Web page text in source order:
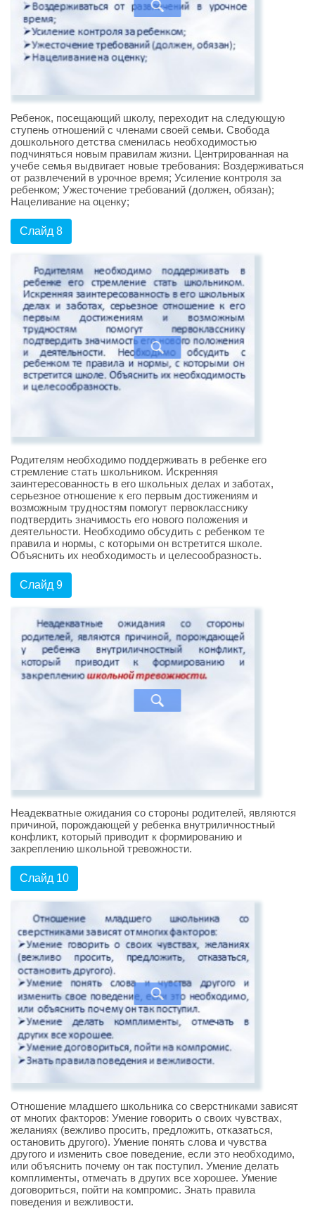
Ребенок, посещающий школу, переходит на следующую
ступень отношений с членами своей семьи. Свобода
дошкольного детства сменилась необходимостью
подчиняться новым правилам жизни. Центрированная на
учебе семья выдвигает новые требования: Воздерживаться
от развлечений в урочное время; Усиление контроля за
ребенком; Ужесточение требований (должен, обязан);
Нацеливание на оценку;
Слайд 8
Родителям необходимо поддерживать в ребенке его
стремление стать школьником. Искренняя
заинтересованность в его школьных делах и заботах,
серьезное отношение к его первым достижениям и
возможным трудностям помогут первокласснику
подтвердить значимость его нового положения и
деятельности. Необходимо обсудить с ребенком те
правила и нормы, с которыми он встретится школе.
Объяснить их необходимость и целесообразность.
Слайд 9
Неадекватные ожидания со стороны родителей, являются
причиной, порождающей у ребенка внутриличностный
конфликт, который приводит к формированию и
закреплению школьной тревожности.
Слайд 10
Отношение младшего школьника со сверстниками зависят
от многих факторов: Умение говорить о своих чувствах,
желаниях (вежливо просить, предложить, отказаться,
остановить другого). Умение понять слова и чувства
другого и изменить свое поведение, если это необходимо,
или объяснить почему он так поступил. Умение делать
комплименты, отмечать в других все хорошее. Умение
договориться, пойти на компромис. Знать правила
поведения и вежливости.